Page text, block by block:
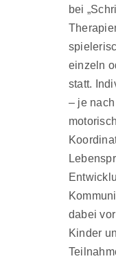
bei
einzeln
statt.
– je
dabei
Kinder